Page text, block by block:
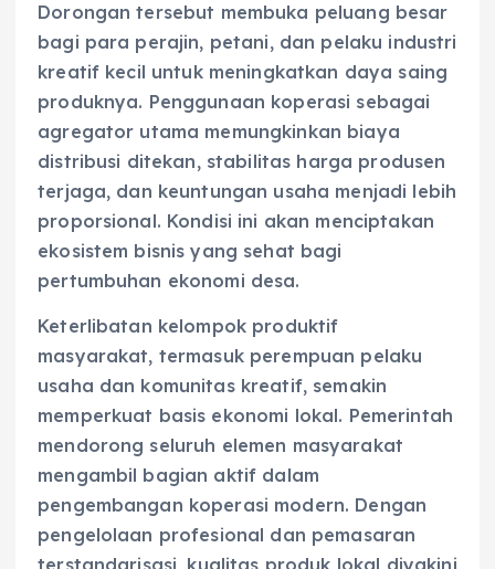
Dorongan tersebut membuka peluang besar
bagi para perajin, petani, dan pelaku industri
kreatif kecil untuk meningkatkan daya saing
produknya. Penggunaan koperasi sebagai
agregator utama memungkinkan biaya
distribusi ditekan, stabilitas harga produsen
terjaga, dan keuntungan usaha menjadi lebih
proporsional. Kondisi ini akan menciptakan
ekosistem bisnis yang sehat bagi
pertumbuhan ekonomi desa.
Keterlibatan kelompok produktif
masyarakat, termasuk perempuan pelaku
usaha dan komunitas kreatif, semakin
memperkuat basis ekonomi lokal. Pemerintah
mendorong seluruh elemen masyarakat
mengambil bagian aktif dalam
pengembangan koperasi modern. Dengan
pengelolaan profesional dan pemasaran